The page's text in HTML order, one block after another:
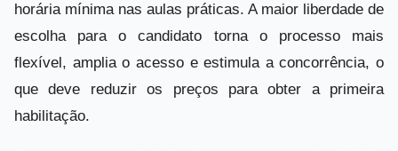
horária mínima nas aulas práticas. A maior liberdade de
escolha para o candidato torna o processo mais
flexível, amplia o acesso e estimula a concorrência, o
que deve reduzir os preços para obter a primeira
habilitação.